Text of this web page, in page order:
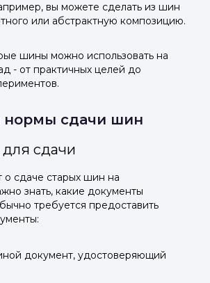
вы можете сделать из шин
или абстрактную композицию.
шины можно использовать на
- от практичных целей до
нормы сдачи шин
сдачи
о сдаче старых шин на
знать, какие документы
требуется предоставить
документ, удостоверяющий